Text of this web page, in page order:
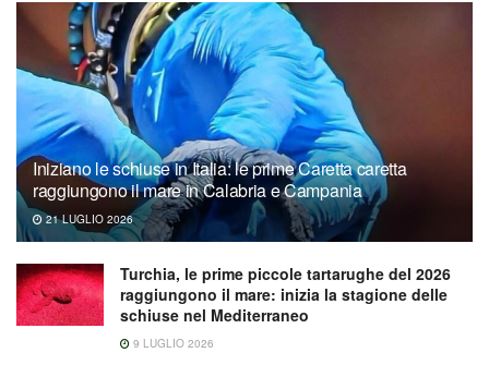
Iniziano le schiuse in Italia: le prime Caretta caretta
raggiungono il mare in Calabria e Campania
21 LUGLIO 2026
Turchia, le prime piccole tartarughe del 2026
raggiungono il mare: inizia la stagione delle
schiuse nel Mediterraneo
9 LUGLIO 2026